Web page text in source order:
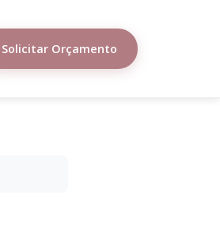
Solicitar Orçamento